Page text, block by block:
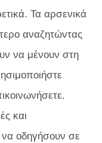
Τα αρσενικά
αναζητώντας
να μένουν στη
και
να οδηγήσουν σε